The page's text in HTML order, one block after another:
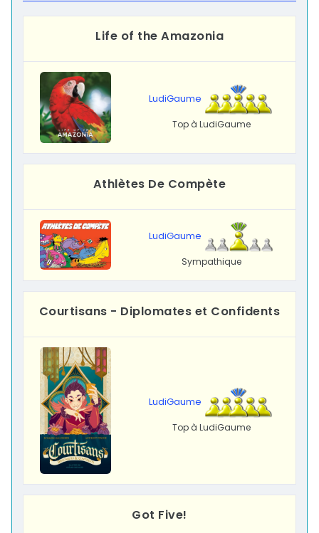
Life of the Amazonia
LudiGaume
Top à LudiGaume
Athlètes De Compète
LudiGaume
Sympathique
Courtisans - Diplomates et Confidents
LudiGaume
Top à LudiGaume
Got Five!